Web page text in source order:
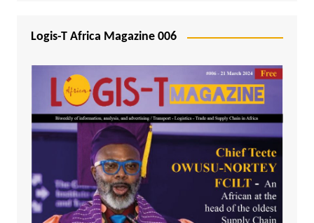
Logis-T Africa Magazine 006